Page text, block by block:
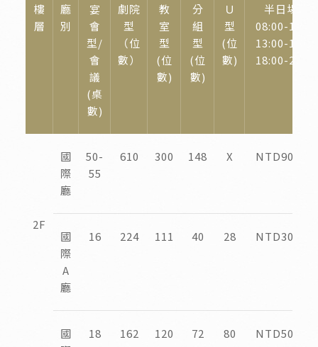
樓
層
廳
別
宴
會
型/
會
議
(桌
數)
劇院
型
（位
數）
教
室
型
(位
數)
分
組
型
(位
數)
Ｕ
型
(位
數)
半日場租
08:00-12:00
13:00-17:00
18:00-22:00
2F
國
際
廳
50-
55
610 300 148 X NTD90,000
國
際
A
廳
16 224 111 40 28 NTD30,000
國
18 162 120 72 80 NTD50,000